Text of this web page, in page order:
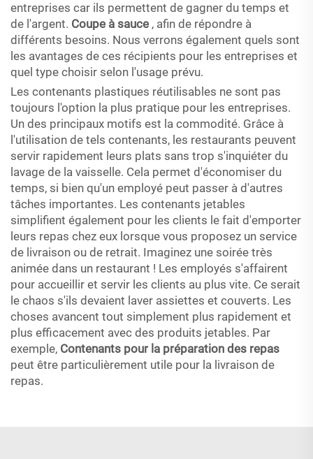
entreprises car ils permettent de gagner du temps et
de l'argent. Coupe à sauce , afin de répondre à
différents besoins. Nous verrons également quels sont
les avantages de ces récipients pour les entreprises et
quel type choisir selon l'usage prévu.
Les contenants plastiques réutilisables ne sont pas
toujours l'option la plus pratique pour les entreprises.
Un des principaux motifs est la commodité. Grâce à
l'utilisation de tels contenants, les restaurants peuvent
servir rapidement leurs plats sans trop s'inquiéter du
lavage de la vaisselle. Cela permet d'économiser du
temps, si bien qu'un employé peut passer à d'autres
tâches importantes. Les contenants jetables
simplifient également pour les clients le fait d'emporter
leurs repas chez eux lorsque vous proposez un service
de livraison ou de retrait. Imaginez une soirée très
animée dans un restaurant ! Les employés s'affairent
pour accueillir et servir les clients au plus vite. Ce serait
le chaos s'ils devaient laver assiettes et couverts. Les
choses avancent tout simplement plus rapidement et
plus efficacement avec des produits jetables. Par
exemple, Contenants pour la préparation des repas
peut être particulièrement utile pour la livraison de
repas.